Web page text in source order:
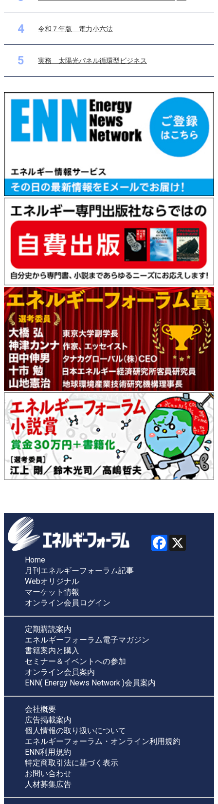
4 令和７年版 電力小六法
5 実務 太陽光パネル循環型ビジネス
Home
月刊エネルギーフォーラム記事
Webオリジナル
マーケット情報
オンライン会員ログイン
定期購読案内
エネルギーフォーラム電子マガジン
書籍案内と購入
セミナー＆イベントへの参加
オンライン会員案内
ENN( Energy News Network )会員案内
会社概要
広告掲載案内
個人情報の取り扱いについて
エネルギーフォーラム・オンライン利用規約
ENN利用規約
特定商取引法に基づく表示
お問い合わせ
人材募集広告